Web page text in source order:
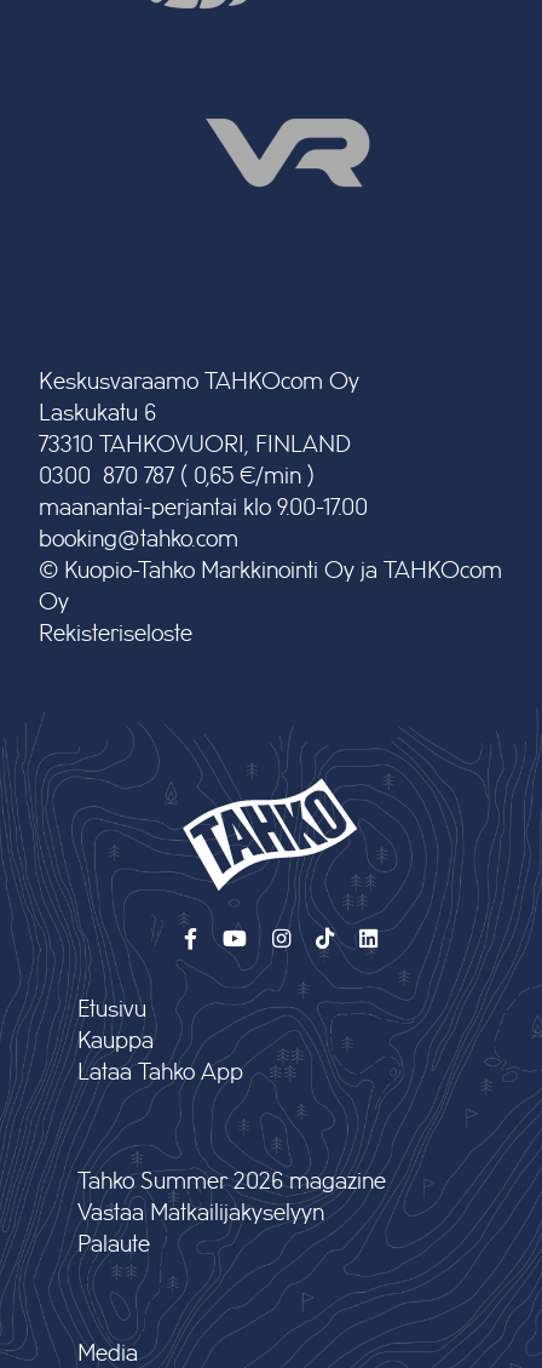
Keskusvaraamo TAHKOcom Oy
Laskukatu 6
73310 TAHKOVUORI, FINLAND
0300 870 787 ( 0,65 €/min )
maanantai-perjantai klo 9.00-17.00
booking@tahko.com
© Kuopio-Tahko Markkinointi Oy ja TAHKOcom
Oy
Rekisteriseloste
Etusivu
Kauppa
Lataa Tahko App
Tahko Summer 2026 magazine
Vastaa Matkailijakyselyyn
Palaute
Media